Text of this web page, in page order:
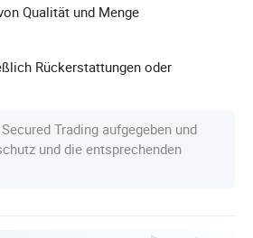
Qualität und Menge
Rückerstattungen oder
Trading aufgegeben und
und die entsprechenden